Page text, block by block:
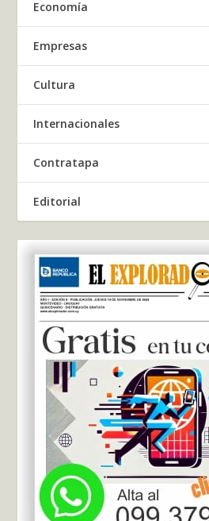
Economía
Empresas
Cultura
Internacionales
Contratapa
Editorial